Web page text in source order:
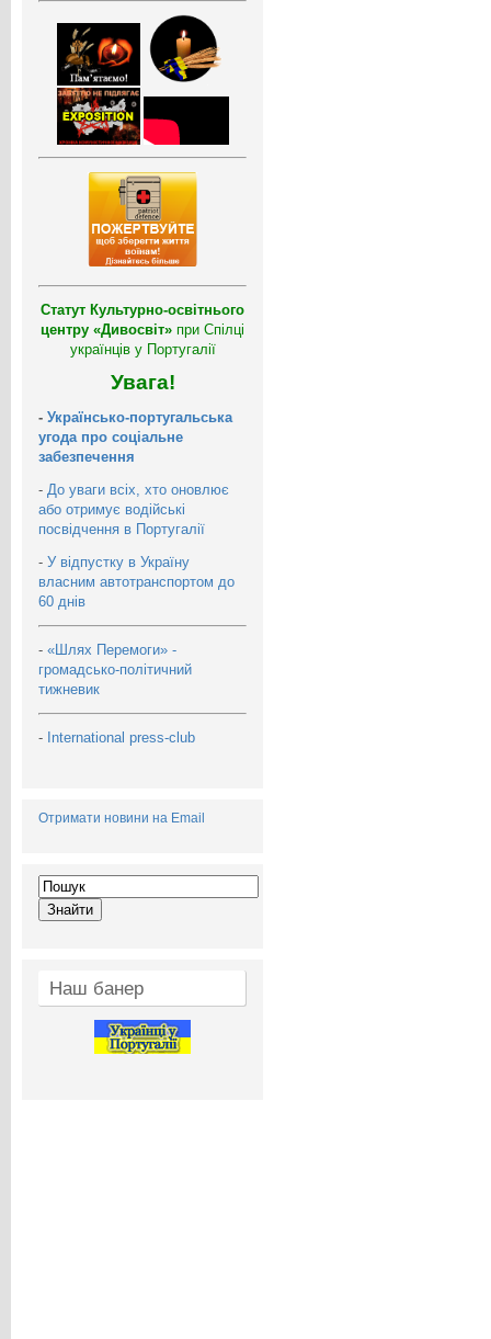
Статут Культурно-освітнього
центру «Дивосвіт» при Спілці
українців у Португалії
Увага!
- Українсько-португальська
угода про соціальне
забезпечення
- До уваги всіх, хто оновлює
або отримує водійські
посвідчення в Португалії
- У відпустку в Україну
власним автотранспортом до
60 днів
- «Шлях Перемоги» -
громадсько-політичний
тижневик
- International press-club
Отримати новини на Email
Наш банер